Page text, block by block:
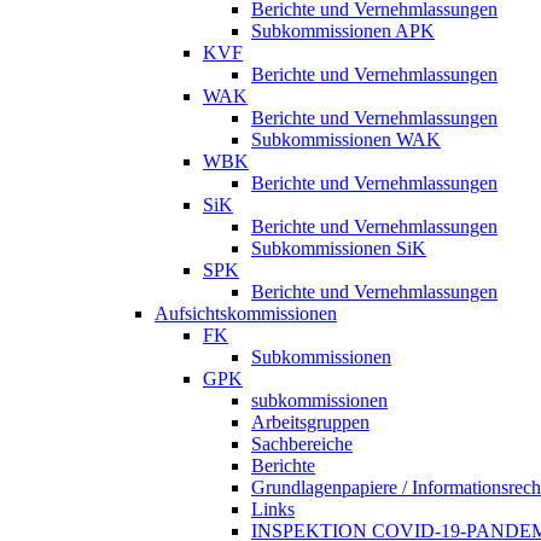
Berichte und Vernehmlassungen
Subkommissionen APK
KVF
Berichte und Vernehmlassungen
WAK
Berichte und Vernehmlassungen
Subkommissionen WAK
WBK
Berichte und Vernehmlassungen
SiK
Berichte und Vernehmlassungen
Subkommissionen SiK
SPK
Berichte und Vernehmlassungen
Aufsichtskommissionen
FK
Subkommissionen
GPK
subkommissionen
Arbeitsgruppen
Sachbereiche
Berichte
Grundlagenpapiere /
Links
INSPEKTION COVID-19-